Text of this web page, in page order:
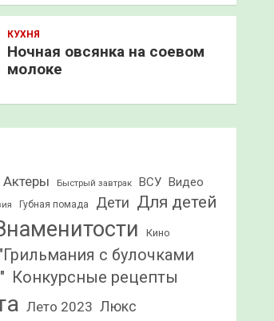
КУХНЯ
Ночная овсянка на соевом
молоке
Актеры Быстрый завтрак ВСУ Видео
Губная помада Дети Для детей
Кино
с булочками
Конкурсные рецепты
Лето 2023 Люкс